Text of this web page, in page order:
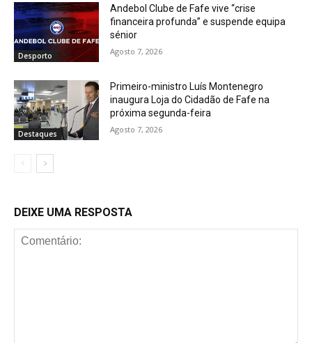
Desporto
Andebol Clube de Fafe vive “crise
financeira profunda” e suspende equipa
sénior
Agosto 7, 2026
Destaques
Primeiro-ministro Luís Montenegro
inaugura Loja do Cidadão de Fafe na
próxima segunda-feira
Agosto 7, 2026
DEIXE UMA RESPOSTA